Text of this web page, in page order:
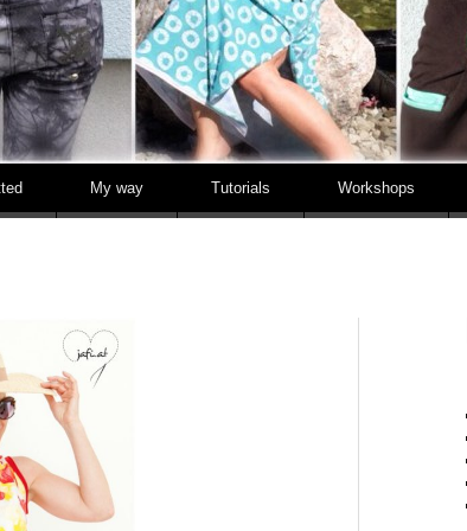
My way Tutorials Workshops